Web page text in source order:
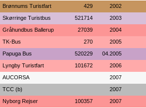
Brønnums Turistfart 429 2002
Skørringe Turistbus 521714 2003
Gråhundbus Ballerup 27039 2004
TK-Bus 270 2005
Papuga Bus 520229 04.2005
Lyngby Turistfart 101672 2006
AUCORSA 2007
TCC (b) 2007
Nyborg Rejser 100357 2007